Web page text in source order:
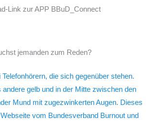
Link zur APP BBuD_Connect
jemanden zum Reden?